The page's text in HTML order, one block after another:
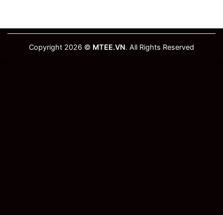
Copyright 2026 © MTEE.VN. All Rights Reserved